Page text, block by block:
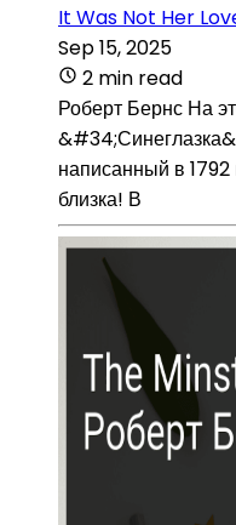
It Was Not Her
Sep 15, 2025
2 min read
Роберт Бернс На
написанный в
близка! В